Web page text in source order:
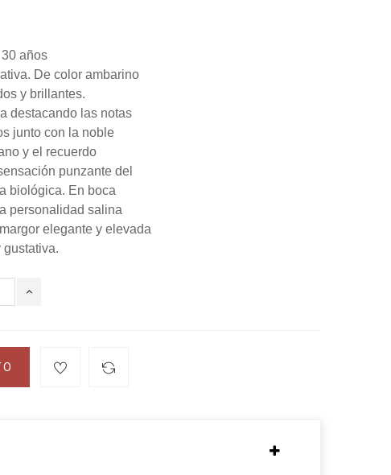
años
De color ambarino
y brillantes.
destacando las notas
junto con la noble
y el recuerdo
punzante del
biológica. En boca
personalidad salina
elegante y elevada
gustativa.